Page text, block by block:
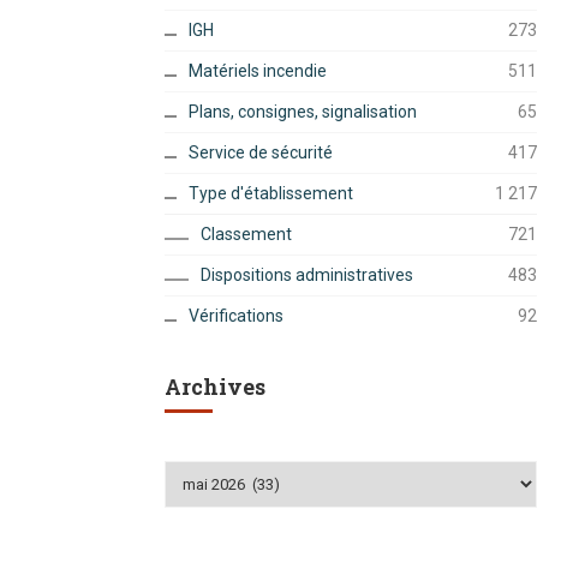
IGH 273
Matériels incendie 511
Plans, consignes, signalisation 65
Service de sécurité 417
Type d'établissement 1 217
Classement 721
Dispositions administratives 483
Vérifications 92
Archives
Archives